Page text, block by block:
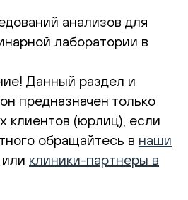
анализов для
лаборатории в
Данный раздел и
предназначен только
клиентов (юрлиц), если
обращайтесь в наши
или клиники-партнеры в